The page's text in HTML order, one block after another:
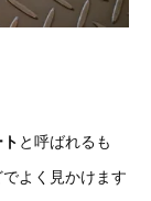
と呼ばれるも
よく見かけます